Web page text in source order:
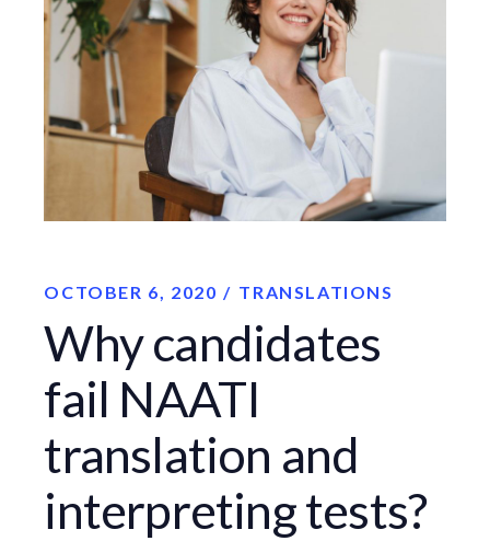
OCTOBER 6, 2020 TRANSLATIONS
Why candidates
fail NAATI
translation and
interpreting tests?